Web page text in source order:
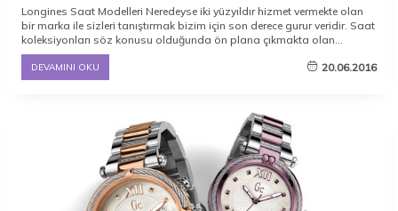
Longines Saat Modelleri Neredeyse iki yüzyıldır hizmet vermekte olan
bir marka ile sizleri tanıştırmak bizim için son derece gurur veridir. Saat
koleksiyonları söz konusu olduğunda ön plana çıkmakta olan
Longines saat markasının kuruluş yeri İsviçre’dir. Auguste Agassiz
tarafından çıkarılan bu
DEVAMINI OKU 20.06.2016